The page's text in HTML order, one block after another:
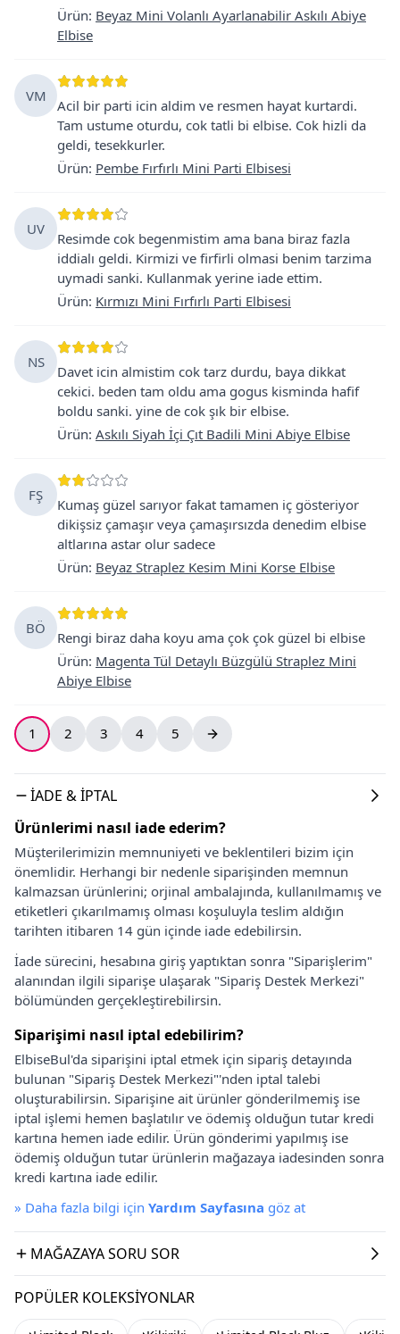
Ürün: Beyaz Mini Volanlı Ayarlanabilir Askılı Abiye
Elbise
VM
Acil bir parti icin aldim ve resmen hayat kurtardi.
Tam ustume oturdu, cok tatli bi elbise. Cok hizli da
geldi, tesekkurler.
Ürün: Pembe Fırfırlı Mini Parti Elbisesi
UV
Resimde cok begenmistim ama bana biraz fazla
iddialı geldi. Kirmizi ve firfirli olmasi benim tarzima
uymadi sanki. Kullanmak yerine iade ettim.
Ürün: Kırmızı Mini Fırfırlı Parti Elbisesi
NS
Davet icin almistim cok tarz durdu, baya dikkat
cekici. beden tam oldu ama gogus kisminda hafif
boldu sanki. yine de cok şık bir elbise.
Ürün: Askılı Siyah İçi Çıt Badili Mini Abiye Elbise
FŞ
Kumaş güzel sarıyor fakat tamamen iç gösteriyor
dikişsiz çamaşır veya çamaşırsızda denedim elbise
altlarına astar olur sadece
Ürün: Beyaz Straplez Kesim Mini Korse Elbise
BÖ
Rengi biraz daha koyu ama çok çok güzel bi elbise
Ürün: Magenta Tül Detaylı Büzgülü Straplez Mini
Abiye Elbise
1 2 3 4 5
İADE & İPTAL
Ürünlerimi nasıl iade ederim?
Müşterilerimizin memnuniyeti ve beklentileri bizim için
önemlidir. Herhangi bir nedenle siparişinden memnun
kalmazsan ürünlerini; orjinal ambalajında, kullanılmamış ve
etiketleri çıkarılmamış olması koşuluyla teslim aldığın
tarihten itibaren 14 gün içinde iade edebilirsin.
İade sürecini, hesabına giriş yaptıktan sonra "Siparişlerim"
alanından ilgili siparişe ulaşarak "Sipariş Destek Merkezi"
bölümünden gerçekleştirebilirsin.
Siparişimi nasıl iptal edebilirim?
ElbiseBul'da siparişini iptal etmek için sipariş detayında
bulunan "Sipariş Destek Merkezi"'nden iptal talebi
oluşturabilirsin. Siparişine ait ürünler gönderilmemiş ise
iptal işlemi hemen başlatılır ve ödemiş olduğun tutar kredi
kartına hemen iade edilir. Ürün gönderimi yapılmış ise
ödemiş olduğun tutar ürünlerin mağazaya iadesinden sonra
kredi kartına iade edilir.
» Daha fazla bilgi için Yardım Sayfasına göz at
MAĞAZAYA SORU SOR
POPÜLER KOLEKSIYONLAR